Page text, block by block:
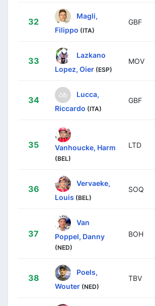
32
Magli,
Filippo (ITA)
GBF
33
Lazkano
Lopez, Oier (ESP)
MOV
34
Lucca,
Riccardo (ITA)
GBF
35 Vanhoucke, Harm
(BEL)
LTD
36
Vervaeke,
Louis (BEL)
SOQ
37
Van
Poppel, Danny
(NED)
BOH
38
Poels,
Wouter (NED)
TBV